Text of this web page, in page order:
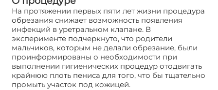
На протяжении первых пяти лет жизни процедура
обрезания снижает возможность появления
инфекций в уретральном клапане. В
эксперименте подчеркнуто, что родители
мальчиков, которым не делали обрезание, были
проинформированы о необходимости при
выполнении гигиенических процедур отодвигать
крайнюю плоть пениса для того, что бы тщательно
промыть участок под кожицей.